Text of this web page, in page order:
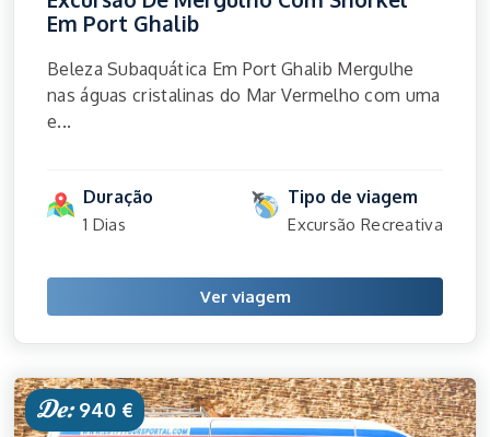
Em Port Ghalib
Beleza Subaquática Em Port Ghalib Mergulhe
nas águas cristalinas do Mar Vermelho com uma
e...
Duração
1 Dias
Tipo de viagem
Excursão Recreativa
Ver viagem
De:940 €